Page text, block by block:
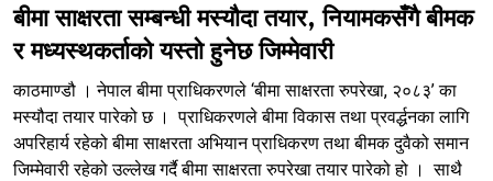
बीमा साक्षरता सम्बन्धी मस्यौदा तयार, नियामकसँगै बीमक
र मध्यस्थकर्ताको यस्तो हुनेछ जिम्मेवारी
काठमाण्डौ । नेपाल बीमा प्राधिकरणले ‘बीमा साक्षरता रुपरेखा, २०८३’ का
मस्यौदा तयार पारेको छ । प्राधिकरणले बीमा विकास तथा प्रवर्द्धनका लागि
अपरिहार्य रहेको बीमा साक्षरता अभियान प्राधिकरण तथा बीमक दुवैको समान
जिम्मेवारी रहेको उल्लेख गर्दै बीमा साक्षरता रुपरेखा तयार पारेको हो । साथै